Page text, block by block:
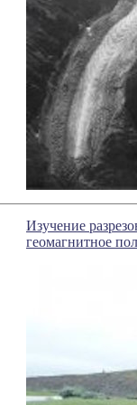
Изучение
геомагнитное